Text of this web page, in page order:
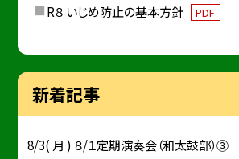
R８ いじめ防止の基本方針 PDF
新着記事
8/3( 月 ) ８/１定期演奏会（和太鼓部）③